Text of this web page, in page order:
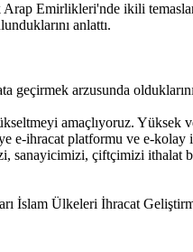
Emirlikleri'nde ikili
anlattı.
arzusunda
amaçlıyoruz. Yüksek
e-ihracat platformu ve e-
çiftçimizi ithalat
İslam Ülkeleri İhracat